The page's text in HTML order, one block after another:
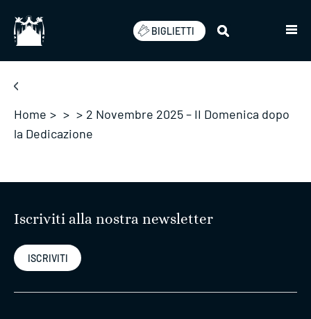
BIGLIETTI
Home > > > 2 Novembre 2025 – II Domenica dopo
la Dedicazione
Iscriviti alla nostra newsletter
ISCRIVITI